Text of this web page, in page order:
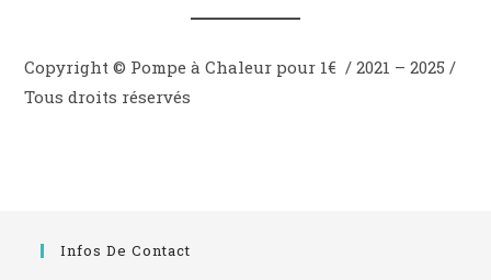
Copyright © Pompe à Chaleur pour 1€ / 2021 – 2025 /
Tous droits réservés
Infos De Contact